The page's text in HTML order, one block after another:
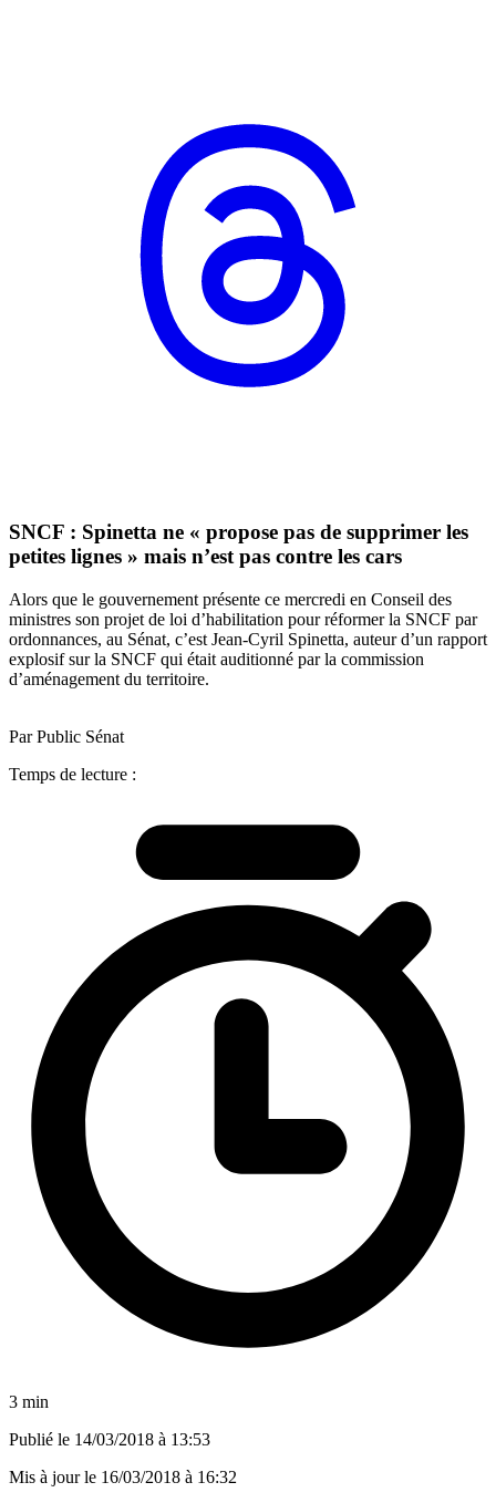
SNCF : Spinetta ne « propose pas de supprimer les
petites lignes » mais n’est pas contre les cars
Alors que le gouvernement présente ce mercredi en Conseil des
ministres son projet de loi d’habilitation pour réformer la SNCF par
ordonnances, au Sénat, c’est Jean-Cyril Spinetta, auteur d’un rapport
explosif sur la SNCF qui était auditionné par la commission
d’aménagement du territoire.
Par Public Sénat
Temps de lecture :
3 min
Publié le 14/03/2018 à 13:53
Mis à jour le 16/03/2018 à 16:32